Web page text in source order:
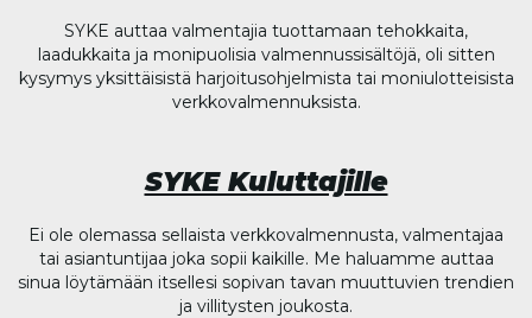
SYKE auttaa valmentajia tuottamaan tehokkaita,
laadukkaita ja monipuolisia valmennussisältöjä, oli sitten
kysymys yksittäisistä harjoitusohjelmista tai moniulotteisista
verkkovalmennuksista.
SYKE Kuluttajille
Ei ole olemassa sellaista verkkovalmennusta, valmentajaa
tai asiantuntijaa joka sopii kaikille. Me haluamme auttaa
sinua löytämään itsellesi sopivan tavan muuttuvien trendien
ja villitysten joukosta.